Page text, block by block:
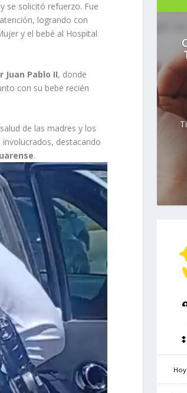
se solicitó refuerzo. Fue
logrando con
y el bebé al Hospital
Juan Pablo II, donde
con su bebé recién
de las madres y los
destacando
.
Hoy